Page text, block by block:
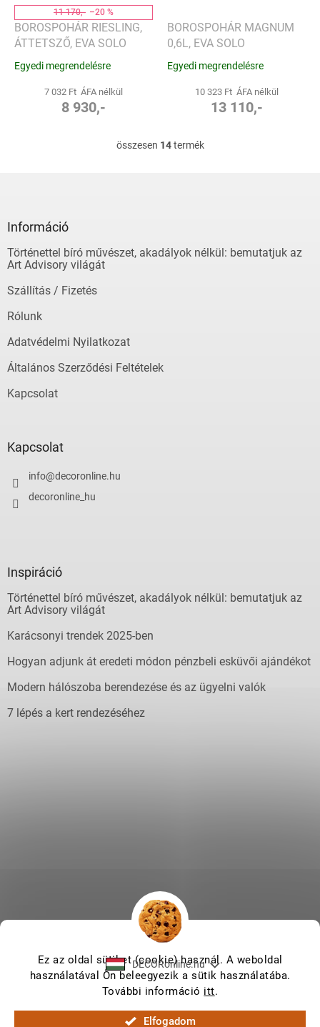
Ez az oldal sütiket (cookie) használ. A weboldal
használatával Ön beleegyezik a sütik használatába.
További információ itt.
Elfogadom
11 170,- –20 %
BOROSPOHÁR RIESLING,
ÁTTETSZŐ, EVA SOLO
Egyedi megrendelésre
7 032 Ft ÁFA nélkül
8 930,-
BOROSPOHÁR MAGNUM
0,6L, EVA SOLO
Egyedi megrendelésre
10 323 Ft ÁFA nélkül
13 110,-
L
á
n
e
összesen 14termék
Információ
Történettel bíró művészet, akadályok nélkül: bemutatjuk az
Art Advisory világát
Szállítás / Fizetés
Rólunk
Adatvédelmi Nyilatkozat
Általános Szerződési Feltételek
Kapcsolat
Kapcsolat
info@decoronline.hu
decoronline_hu
Inspiráció
Történettel bíró művészet, akadályok nélkül: bemutatjuk az
Art Advisory világát
Karácsonyi trendek 2025-ben
Hogyan adjunk át eredeti módon pénzbeli esküvői ajándékot
Modern hálószoba berendezése és az ügyelni valók
7 lépés a kert rendezéséhez
DECORonline.hu
Shoptet készítette